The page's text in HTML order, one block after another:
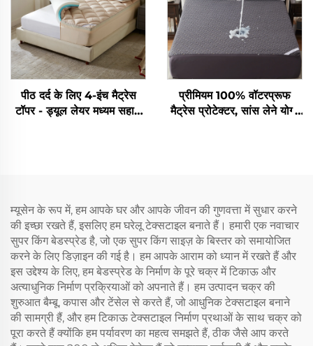
पीठ दर्द के लिए 4-इंच मैट्रेस
टॉपर - ड्यूल लेयर मध्यम सहारा
प्रीमियम 100% वॉटरप्रूफ
मैट्रेस प्रोटेक्टर, सांस लेने योग्य
म्यूसेन के रूप में, हम आपके घर और आपके जीवन की गुणवत्ता में सुधार करने
की इच्छा रखते हैं, इसलिए हम घरेलू टेक्सटाइल बनाते हैं। हमारी एक नवाचार
सुपर किंग बेडस्प्रेड है, जो एक सुपर किंग साइज़ के बिस्तर को समायोजित
करने के लिए डिज़ाइन की गई है। हम आपके आराम को ध्यान में रखते हैं और
इस उद्देश्य के लिए, हम बेडस्प्रेड के निर्माण के पूरे चक्र में टिकाऊ और
अत्याधुनिक निर्माण प्रक्रियाओं को अपनाते हैं। हम उत्पादन चक्र की
शुरुआत बैम्बू, कपास और टेंसेल से करते हैं, जो आधुनिक टेक्सटाइल बनाने
की सामग्री हैं, और हम टिकाऊ टेक्सटाइल निर्माण प्रथाओं के साथ चक्र को
पूरा करते हैं क्योंकि हम पर्यावरण का महत्व समझते हैं, ठीक जैसे आप करते